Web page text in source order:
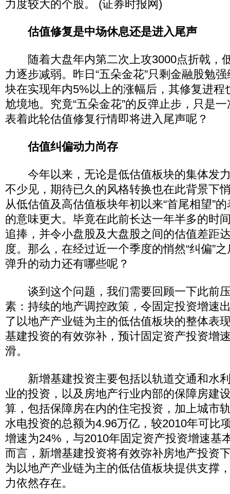
力度较大的个股。 (证券时报网)
估值修复是中场休息还是进入尾声
随着大盘年内第二次上攻3000点折戟，
力逐步减弱。昨日“五朵金花”只剩金融股勉
块在实现年内5%以上的涨幅后，其修复进程
尬境地。究竟“五朵金花”的反弹止步，只是
表着此轮估值修复行情即将进入尾声呢？
估值纠偏动力尚存
今年以来，无论是低估值板块的集体发
不少见，期待已久的风格转换也在此背景下
从低估值及高估值板块年初以来“首尾相望”
的意味更大。毕竟在此前长达一年半多的时
追捧，并令小盘股及大盘股之间的估值差距
度。那么，在经过近一个季度的悄然“纠偏”
弹升的动力还有哪些呢？
谈到这个问题，我们需要回顾一下此前
素：持续的地产调控政策，令固定投资增速
了以地产产业链为主的低估值板块的整体表
基建投资的有效弥补，预计固定资产投资增
滑。
新增基建投资主要包括以轨道交通和水
业的投资，以及房地产行业内部的保障房建
算，包括保障房在内的住宅投资，加上城市
水电投资的总额为4.96万亿，较2010年可比
增速为24%，与2010年固定资产投资增速基
而言，新增基建投资将有效弥补房地产投资
为以地产产业链为主的低估值板块提供支撑
力依然存在。